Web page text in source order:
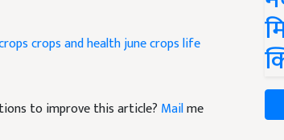
crops and healthjune crops life
to improve this article? Mailme